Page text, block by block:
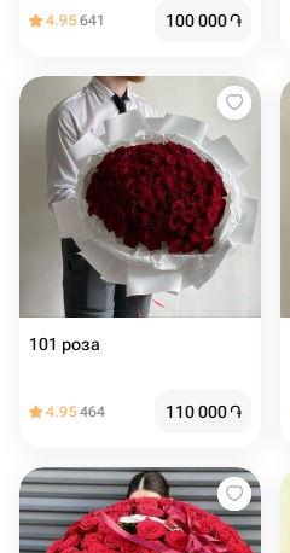
4.95641 100 000֏
101 роза
4.95464 110 000֏